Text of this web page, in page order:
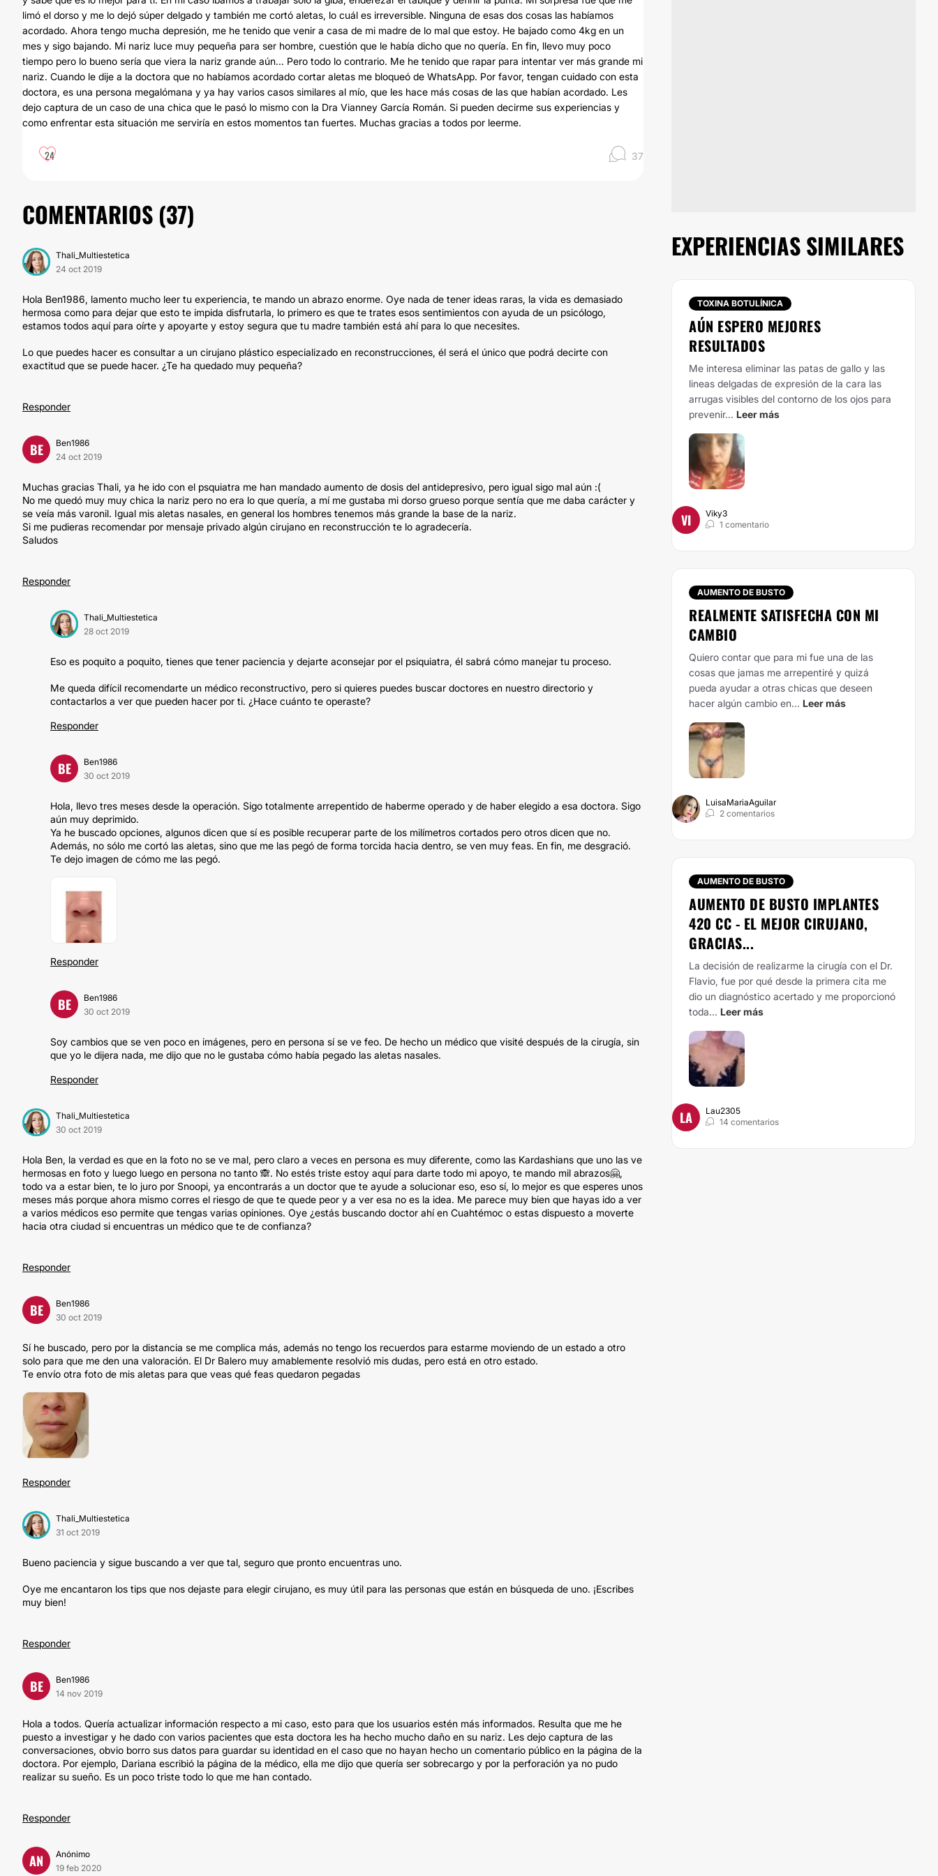
limó el dorso y me lo dejó súper delgado y también me cortó aletas, lo cuál es irreversible. Ninguna de esas dos cosas las habíamos
acordado. Ahora tengo mucha depresión, me he tenido que venir a casa de mi madre de lo mal que estoy. He bajado como 4kg en un
mes y sigo bajando. Mi nariz luce muy pequeña para ser hombre, cuestión que le había dicho que no quería. En fin, llevo muy poco
tiempo pero lo bueno sería que viera la nariz grande aún... Pero todo lo contrario. Me he tenido que rapar para intentar ver más grande mi
nariz. Cuando le dije a la doctora que no habíamos acordado cortar aletas me bloqueó de WhatsApp. Por favor, tengan cuidado con esta
doctora, es una persona megalómana y ya hay varios casos similares al mío, que les hace más cosas de las que habían acordado. Les
dejo captura de un caso de una chica que le pasó lo mismo con la Dra Vianney García Román. Si pueden decirme sus experiencias y
como enfrentar esta situación me serviría en estos momentos tan fuertes. Muchas gracias a todos por leerme.
24 37
COMENTARIOS (37)
Thali_Multiestetica
24 oct 2019
Hola Ben1986, lamento mucho leer tu experiencia, te mando un abrazo enorme. Oye nada de tener ideas raras, la vida es demasiado
hermosa como para dejar que esto te impida disfrutarla, lo primero es que te trates esos sentimientos con ayuda de un psicólogo,
estamos todos aquí para oírte y apoyarte y estoy segura que tu madre también está ahí para lo que necesites.
Lo que puedes hacer es consultar a un cirujano plástico especializado en reconstrucciones, él será el único que podrá decirte con
exactitud que se puede hacer. ¿Te ha quedado muy pequeña?
Responder
BE
Ben1986
24 oct 2019
Muchas gracias Thali, ya he ido con el psquiatra me han mandado aumento de dosis del antidepresivo, pero igual sigo mal aún :(
No me quedó muy muy chica la nariz pero no era lo que quería, a mí me gustaba mi dorso grueso porque sentía que me daba carácter y
se veía más varonil. Igual mis aletas nasales, en general los hombres tenemos más grande la base de la nariz.
Si me pudieras recomendar por mensaje privado algún cirujano en reconstrucción te lo agradecería.
Saludos
Responder
Thali_Multiestetica
28 oct 2019
Eso es poquito a poquito, tienes que tener paciencia y dejarte aconsejar por el psiquiatra, él sabrá cómo manejar tu proceso.
Me queda difícil recomendarte un médico reconstructivo, pero si quieres puedes buscar doctores en nuestro directorio y
contactarlos a ver que pueden hacer por ti. ¿Hace cuánto te operaste?
Responder
BE
Ben1986
30 oct 2019
Hola, llevo tres meses desde la operación. Sigo totalmente arrepentido de haberme operado y de haber elegido a esa doctora. Sigo
aún muy deprimido.
Ya he buscado opciones, algunos dicen que sí es posible recuperar parte de los milímetros cortados pero otros dicen que no.
Además, no sólo me cortó las aletas, sino que me las pegó de forma torcida hacia dentro, se ven muy feas. En fin, me desgració.
Te dejo imagen de cómo me las pegó.
Responder
BE
Ben1986
30 oct 2019
Soy cambios que se ven poco en imágenes, pero en persona sí se ve feo. De hecho un médico que visité después de la cirugía, sin
que yo le dijera nada, me dijo que no le gustaba cómo había pegado las aletas nasales.
Responder
Thali_Multiestetica
30 oct 2019
Hola Ben, la verdad es que en la foto no se ve mal, pero claro a veces en persona es muy diferente, como las Kardashians que uno las ve
hermosas en foto y luego luego en persona no tanto 🙈. No estés triste estoy aquí para darte todo mi apoyo, te mando mil abrazos🤗,
todo va a estar bien, te lo juro por Snoopi, ya encontrarás a un doctor que te ayude a solucionar eso, eso sí, lo mejor es que esperes unos
meses más porque ahora mismo corres el riesgo de que te quede peor y a ver esa no es la idea. Me parece muy bien que hayas ido a ver
a varios médicos eso permite que tengas varias opiniones. Oye ¿estás buscando doctor ahí en Cuahtémoc o estas dispuesto a moverte
hacia otra ciudad si encuentras un médico que te de confianza?
Responder
BE
Ben1986
30 oct 2019
Sí he buscado, pero por la distancia se me complica más, además no tengo los recuerdos para estarme moviendo de un estado a otro
solo para que me den una valoración. El Dr Balero muy amablemente resolvió mis dudas, pero está en otro estado.
Te envío otra foto de mis aletas para que veas qué feas quedaron pegadas
Responder
Thali_Multiestetica
31 oct 2019
Bueno paciencia y sigue buscando a ver que tal, seguro que pronto encuentras uno.
Oye me encantaron los tips que nos dejaste para elegir cirujano, es muy útil para las personas que están en búsqueda de uno. ¡Escribes
muy bien!
Responder
BE
Ben1986
14 nov 2019
Hola a todos. Quería actualizar información respecto a mi caso, esto para que los usuarios estén más informados. Resulta que me he
puesto a investigar y he dado con varios pacientes que esta doctora les ha hecho mucho daño en su nariz. Les dejo captura de las
conversaciones, obvio borro sus datos para guardar su identidad en el caso que no hayan hecho un comentario público en la página de la
doctora. Por ejemplo, Dariana escribió la página de la médico, ella me dijo que quería ser sobrecargo y por la perforación ya no pudo
realizar su sueño. Es un poco triste todo lo que me han contado.
Responder
AN
Anónimo
19 feb 2020
EXPERIENCIAS SIMILARES
TOXINA BOTULÍNICA
AÚN ESPERO MEJORES
RESULTADOS
Me interesa eliminar las patas de gallo y las
lineas delgadas de expresión de la cara las
arrugas visibles del contorno de los ojos para
prevenir... Leer más
VI
Viky3
1 comentario
AUMENTO DE BUSTO
REALMENTE SATISFECHA CON MI
CAMBIO
Quiero contar que para mi fue una de las
cosas que jamas me arrepentiré y quizá
pueda ayudar a otras chicas que deseen
hacer algún cambio en... Leer más
LuisaMariaAguilar
2 comentarios
AUMENTO DE BUSTO
AUMENTO DE BUSTO IMPLANTES
420 CC - EL MEJOR CIRUJANO,
GRACIAS...
La decisión de realizarme la cirugía con el Dr.
Flavio, fue por qué desde la primera cita me
dio un diagnóstico acertado y me proporcionó
toda... Leer más
LA
Lau2305
14 comentarios